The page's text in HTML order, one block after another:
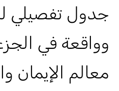
جدول تفصيلي
معالم الإيمان